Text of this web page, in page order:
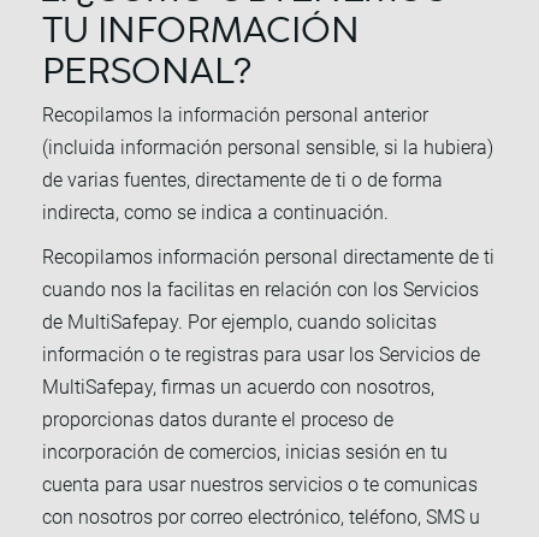
TU INFORMACIÓN
PERSONAL?
Recopilamos la información personal anterior
(incluida información personal sensible, si la hubiera)
de varias fuentes, directamente de ti o de forma
indirecta, como se indica a continuación.
Recopilamos información personal directamente de ti
cuando nos la facilitas en relación con los Servicios
de MultiSafepay. Por ejemplo, cuando solicitas
información o te registras para usar los Servicios de
MultiSafepay, firmas un acuerdo con nosotros,
proporcionas datos durante el proceso de
incorporación de comercios, inicias sesión en tu
cuenta para usar nuestros servicios o te comunicas
con nosotros por correo electrónico, teléfono, SMS u